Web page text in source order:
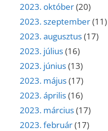
2023. október(20)
2023. szeptember(11)
2023. augusztus(17)
2023. július(16)
2023. június(13)
2023. május(17)
2023. április(16)
2023. március(17)
2023. február(17)